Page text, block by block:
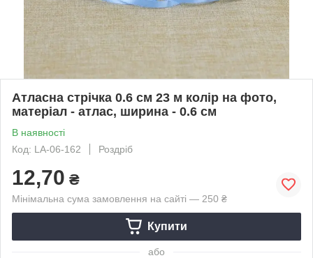
Атласна стрічка 0.6 см 23 м колір на фото,
матеріал - атлас, ширина - 0.6 см
В наявності
Код: LA-06-162
Роздріб
12,70 ₴
Мінімальна сума замовлення на сайті — 250 ₴
Купити
або